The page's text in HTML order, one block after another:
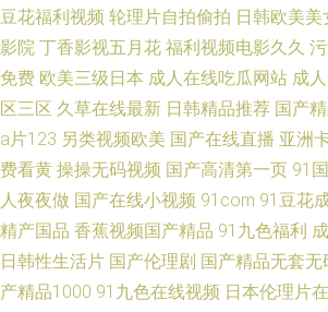
豆花福利视频 轮理片自拍偷拍 日韩欧美美
影院 丁香影视五月花 福利视频电影久久
免费 欧美三级日本 成人在线吃瓜网站 成
区三区 久草在线最新 日韩精品推荐 国产
a片123 另类视频欧美 国产在线直播 亚洲
费看黄 操操无码视频 国产高清第一页 91
人夜夜做 国产在线小视频 91com 91豆花
精产国品 香蕉视频国产精品 91九色福利
日韩性生活片 国产伦理剧 国产精品无套无
产精品1000 91九色在线视频 日本伦理片